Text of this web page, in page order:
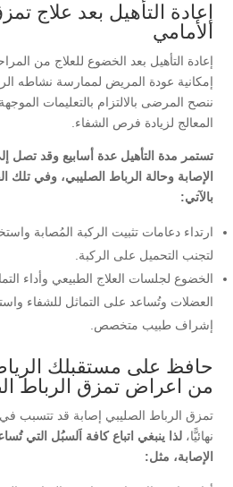
إعادة التأهيل بعد علاج
الأمامي
إعادة التأهيل بعد الخضوع للعلاج من
إمكانية عودة المريض لممارسة نشاطه
ننصح المرضى بالالتزام بالتعليمات
المعالج لزيادة فرص الشفاء.
تستمر مدة التأهيل عدة أسابيع وقد تصل
الإصابة وحالة الرباط الصليبي، وفي تلك
بالآتي:
ارتداء دعامات تثبيت الركبة المُصابة
لتجنب التحميل على الركبة.
الخضوع لجلسات العلاج الطبيعي وأداء
العضلات وتُساعد على التماثل للشفاء
إشراف طبيب متخصص.
حافظ على مستقبلك
من اعراض تمزق الرباط
تمزق الرباط الصليبي إصابة قد تتسبب
نهائيًّا،لذا ينبغي اتباع كافة اَلسبُل التي
الإصابة، مثل: